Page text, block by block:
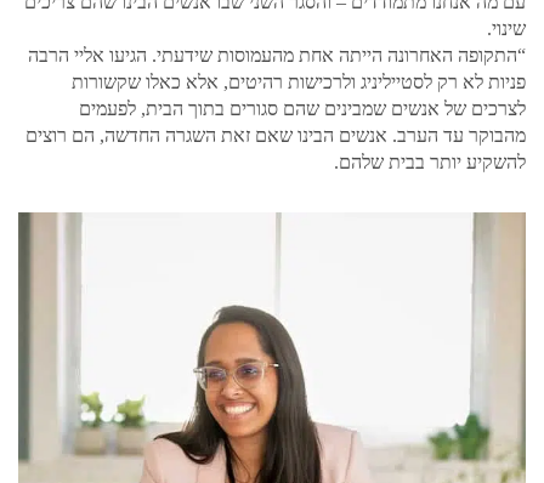
שינוי.
“התקופה האחרונה הייתה אחת מהעמוסות שידעתי. הגיעו אליי הרבה
פניות לא רק לסטייליניג ולרכישות רהיטים, אלא כאלו שקשורות
לצרכים של אנשים שמבינים שהם סגורים בתוך הבית, לפעמים
מהבוקר עד הערב. אנשים הבינו שאם זאת השגרה החדשה, הם רוצים
להשקיע יותר בבית שלהם.